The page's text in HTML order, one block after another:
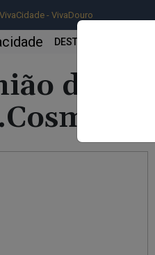
- VivaDouro
DESTAQUE
de